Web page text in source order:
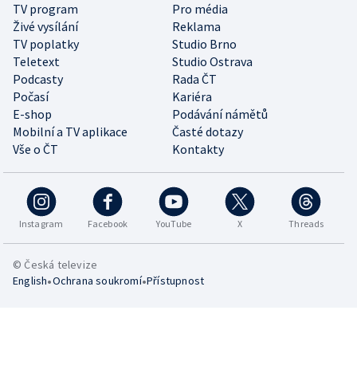
TV program
Pro média
Živé vysílání
Reklama
TV poplatky
Studio Brno
Teletext
Studio Ostrava
Podcasty
Rada ČT
Počasí
Kariéra
E-shop
Podávání námětů
Mobilní a TV aplikace
Časté dotazy
Vše o ČT
Kontakty
Instagram Facebook YouTube X Threads
© Česká televize
English•Ochrana soukromí•Přístupnost